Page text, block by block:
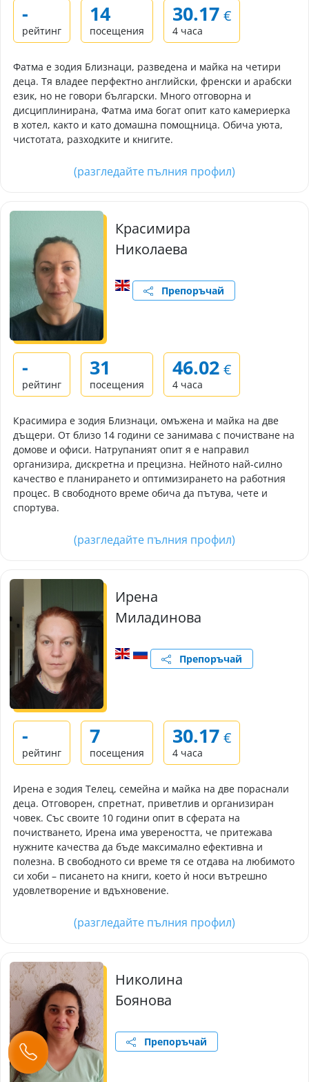
-
рейтинг
14
посещения
30.17 €
4 часа
Фатма е зодия Близнаци, разведена и майка на четири
деца. Тя владее перфектно английски, френски и арабски
език, но не говори български. Много отговорна и
дисциплинирана, Фатма има богат опит като камериерка
в хотел, както и като домашна помощница. Обича уюта,
чистотата, разходките и книгите.
(разгледайте пълния профил)
Красимира
Николаева
Препоръчай
-
рейтинг
31
посещения
46.02 €
4 часа
Красимира е зодия Близнаци, омъжена и майка на две
дъщери. От близо 14 години се занимава с почистване на
домове и офиси. Натрупаният опит я е направил
организира, дискретна и прецизна. Нейното най-силно
качество е планирането и оптимизирането на работния
процес. В свободното време обича да пътува, чете и
спортува.
(разгледайте пълния профил)
Ирена
Миладинова
Препоръчай
-
рейтинг
7
посещения
30.17 €
4 часа
Ирена е зодия Телец, семейна и майка на две пораснали
деца. Отговорен, спретнат, приветлив и организиран
човек. Със своите 10 години опит в сферата на
почистването, Ирена има увереността, че притежава
нужните качества да бъде максимално ефективна и
полезна. В свободното си време тя се отдава на любимото
си хоби – писането на книги, което ѝ носи вътрешно
удовлетворение и вдъхновение.
(разгледайте пълния профил)
Николина
Боянова
Препоръчай